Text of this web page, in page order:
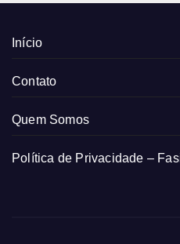
Início
Contato
Quem Somos
Política de Privacidade –